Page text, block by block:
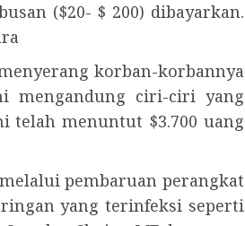
($20- $ 200) dibayarkan.
korban-korbannya
mengandung ciri-ciri yang
telah menuntut $3.700 uang
pembaruan perangkat
yang terinfeksi seperti